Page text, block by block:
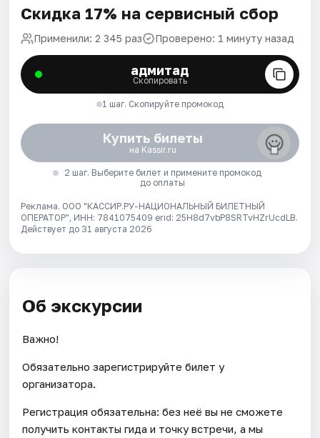
Скидка 17% на сервисный сбор
Применили: 2 345 раз Проверено: 1 минуту назад
адмитад
Скопировать
1 шаг. Скопируйте промокод
Купить билеты
на Kassir.ru
2 шаг. Выберите билет и примените промокод
до оплаты
Реклама. ООО "КАССИР.РУ-НАЦИОНАЛЬНЫЙ БИЛЕТНЫЙ
ОПЕРАТОР", ИНН: 7841075409 erid: 25H8d7vbP8SRTvHZrUcdLB.
Действует до 31 августа 2026
Об экскурсии
Важно!
Обязательно зарегистрируйте билет у
организатора.
Регистрация обязательна: без неё вы не сможете
получить контакты гида и точку встречи, а мы